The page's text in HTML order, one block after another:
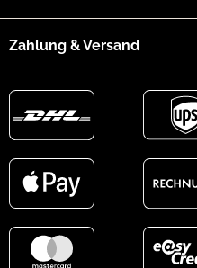
Zahlung & Versand